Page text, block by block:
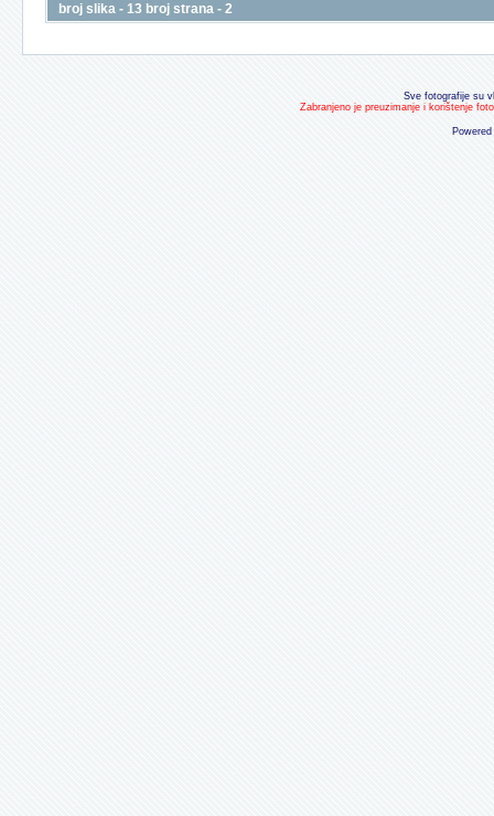
broj slika - 13 broj strana - 2
Sve fotografije su
Zabranjeno je preuzimanje i korištenje